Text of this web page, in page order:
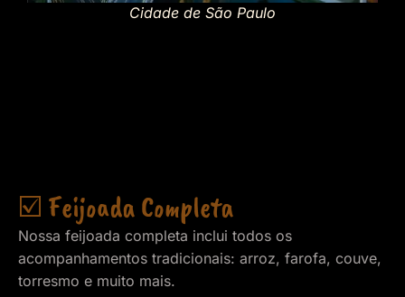
Cidade de São Paulo
☑️ Feijoada Completa
Nossa feijoada completa inclui todos os
acompanhamentos tradicionais: arroz, farofa, couve,
torresmo e muito mais.